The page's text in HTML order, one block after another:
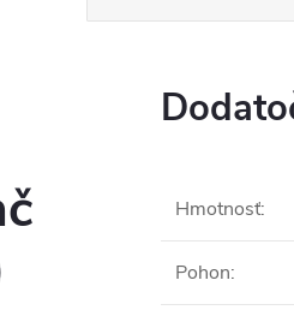
Hmotnosť:
Pohon: